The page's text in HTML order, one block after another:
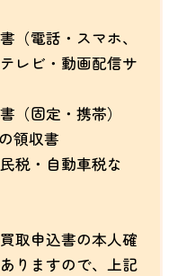
（電話・スマホ、
レビ・動画配信サ
（固定・携帯）
領収書
税・自動車税な
取申込書の本人確
りますので、上記